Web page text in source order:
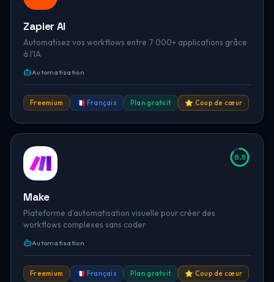
Zapier AI
Automatisez vos workflows entre 7 000+ applications grâce
à l'IA
Automatisation
Freemium 🇫🇷 Français Plan gratuit ⭐ Coup de cœur
8.5
Make
Plateforme d'automatisation visuelle pour créer des
workflows complexes sans coder
Automatisation
Freemium 🇫🇷 Français Plan gratuit ⭐ Coup de cœur